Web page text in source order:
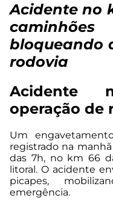
Acidente no
bloqueando
rodovia
Acidente
operação de
Um
registrado na
das 7h, no km 66
litoral. O acidente
picapes,
emergência.